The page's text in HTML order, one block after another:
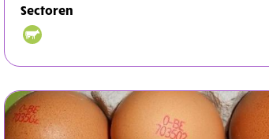
Sectoren